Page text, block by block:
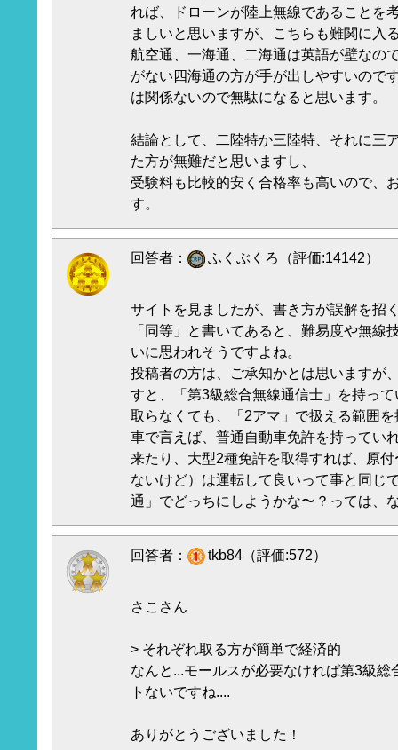
れば、ドローンが陸上無線であることを
ましいと思いますが、こちらも難関に入
航空通、一海通、二海通は英語が壁なの
がない四海通の方が手が出しやすいので
は関係ないので無駄になると思います。
結論として、二陸特か三陸特、それに三
た方が無難だと思いますし、
受験料も比較的安く合格率も高いので、
す。
回答者： ふくぶくろ（評価:14142）
サイトを見ましたが、書き方が誤解を招
「同等」と書いてあると、難易度や無線
いに思われそうですよね。
投稿者の方は、ご承知かとは思いますが
すと、「第3級総合無線通信士」を持っ
取らなくても、「2アマ」で扱える範囲
車で言えば、普通自動車免許を持ってい
来たり、大型2種免許を取得すれば、原
ないけど）は運転して良いって事と同じ
通」でどっちにしようかな〜？っては、
回答者： tkb84（評価:572）
さこさん
> それぞれ取る方が簡単で経済的
なんと...モールスが必要なければ第3級
トないですね....
ありがとうございました！